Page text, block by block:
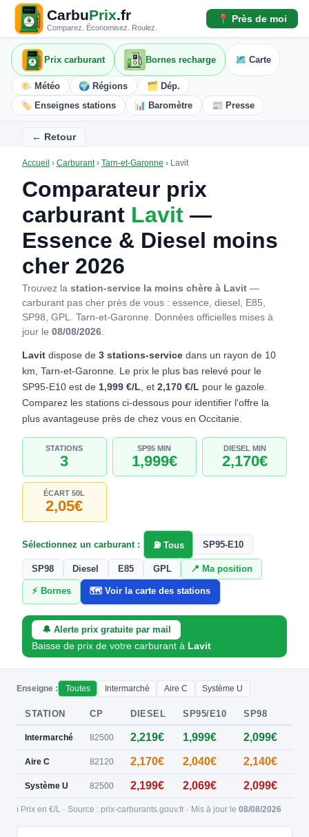
CarbuPrix.fr
Comparez. Économisez. Roulez.
📍 Près de moi
Prix carburant Bornes recharge 🗺️ Carte
🌤️ Météo 🌍 Régions
🗂️ Dép.
🏷️ Enseignes stations
📊 Baromètre 📰 Presse
← Retour
Accueil › Carburant› Tarn-et-Garonne › Lavit
Comparateur prix
carburant Lavit —
Essence & Diesel moins
cher 2026
Trouvez la station-service la moins chère à Lavit —
carburant pas cher près de vous : essence, diesel, E85,
SP98, GPL. Tarn-et-Garonne. Données officielles mises à
jour le 08/08/2026.
Lavit dispose de 3 stations-service dans un rayon de 10
km, Tarn-et-Garonne. Le prix le plus bas relevé pour le
SP95-E10 est de 1,999 €/L, et 2,170 €/L pour le gazole.
Comparez les stations ci-dessous pour identifier l'offre la
plus avantageuse près de chez vous en Occitanie.
STATIONS
3
SP95 MIN
1,999€
DIESEL MIN
2,170€
ÉCART 50L
2,05€
Sélectionnez un carburant : ⛽ Tous SP95-E10
SP98 Diesel E85 GPL 📍 Ma position
⚡ Bornes 🗺️ Voir la carte des stations
🔔 Alerte prix gratuite par mail
Baisse de prix de votre carburant à Lavit
Enseigne : Toutes Intermarché Aire C Système U
STATION CP DIESEL SP95/E10 SP98
Intermarché 82500 2,219€ 1,999€ 2,099€
Aire C 82120 2,170€ 2,040€ 2,140€
Système U 82500 2,199€ 2,069€ 2,099€
ℹ️ Prix en €/L · Source : prix-carburants.gouv.fr · Mis à jour le 08/08/2026